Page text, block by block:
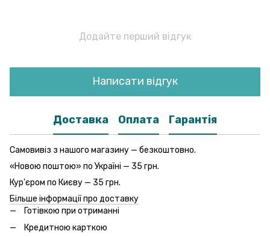
Додайте перший відгук
Написати відгук
Доставка Оплата Гарантія
Самовивіз з нашого магазину — безкоштовно.
«Новою поштою» по Україні — 35 грн.
Кур'єром по Києву — 35 грн.
Більше інформації про доставку
Готівкою при отриманні
Кредитною карткою